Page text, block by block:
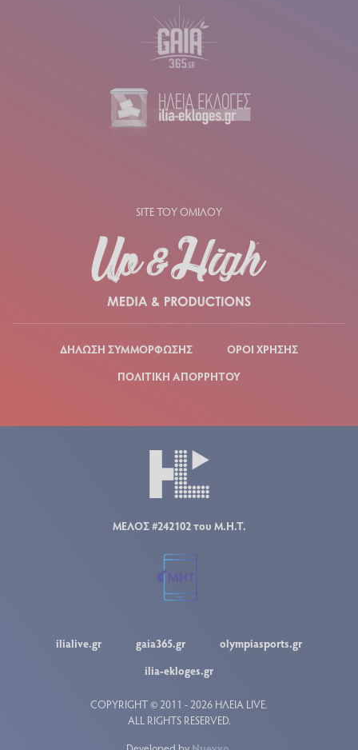
SITE ΤΟΥ ΟΜΙΛΟΥ
ΔΗΛΩΣΗ ΣΥΜΜΟΡΦΩΣΗΣ
ΟΡΟΙ ΧΡΗΣΗΣ
ΠΟΛΙΤΙΚΗ ΑΠΟΡΡΗΤΟΥ
ΜΕΛΟΣ #242102 του Μ.Η.Τ.
ilialive.gr gaia365.gr
olympiasports.gr
ilia-ekloges.gr
COPYRIGHT © 2011 - 2026 ΗΛΕΙΑ LIVE.
ALL RIGHTS RESERVED.